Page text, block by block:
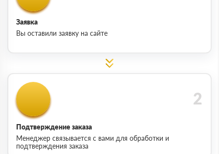
Заявка
Вы оставили заявку на сайте
Подтверждение заказа
Менеджер связывается с вами для обработки и
подтверждения заказа